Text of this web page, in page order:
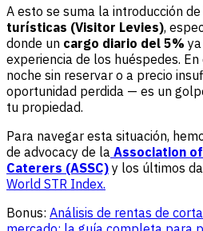
A esto se suma la introducción
turísticas (Visitor Levies),
donde un cargo diario del 5%
experiencia de los huéspedes.
noche sin reservar o a precio
oportunidad perdida — es un
tu propiedad.
Para navegar esta situación,
de advocacy de la Association
Caterers (ASSC) y los últimos
World STR Index.
Bonus: Análisis de rentas de